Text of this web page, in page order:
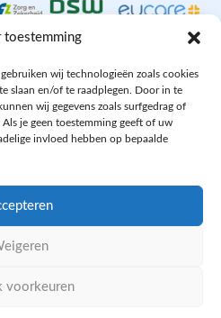
toestemming
wij technologieën zoals cookies
slaan en/of te raadplegen. Door in te
wij gegevens zoals surfgedrag of
je geen toestemming geeft of uw
invloed hebben op bepaalde
voorkeuren
WE ZIJN ONLINE